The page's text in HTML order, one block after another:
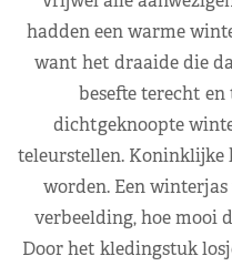
hadden een warme
want het draaide die
besefte terecht
dichtgeknoopte
teleurstellen. Koninklijke
worden. Een
verbeelding, hoe mooi
Door het kledingstuk